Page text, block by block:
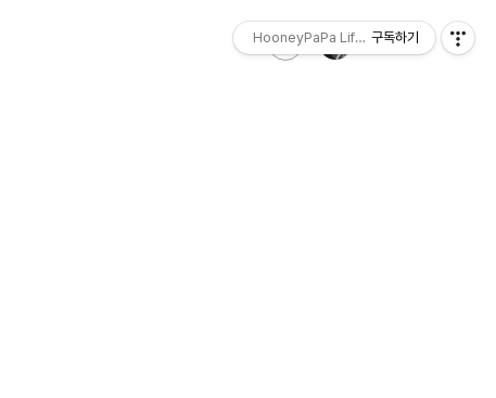
HooneyPaPa Life Sketch
구독하기